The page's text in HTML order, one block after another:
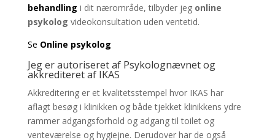
behandling i dit nærområde, tilbyder jeg online
psykolog videokonsultation uden ventetid.
Se Online psykolog
Jeg er autoriseret af Psykolognævnet og
akkrediteret af IKAS
Akkreditering er et kvalitetsstempel hvor IKAS har
aflagt besøg i klinikken og både tjekket klinikkens ydre
rammer adgangsforhold og adgang til toilet og
venteværelse og hygiejne. Derudover har de også